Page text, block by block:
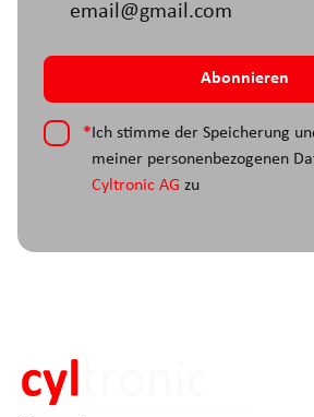
*Ich stimme der Speicherung
meiner personenbezogenen
Cyltronic AG zu